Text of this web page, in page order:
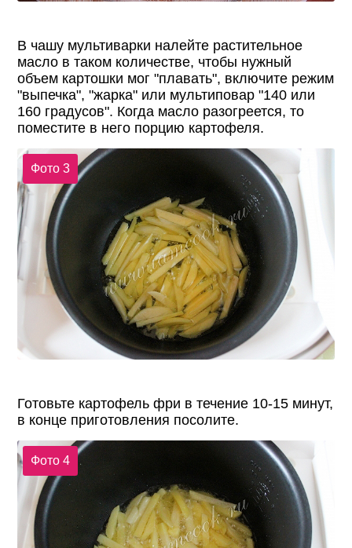
В чашу мультиварки налейте растительное
масло в таком количестве, чтобы нужный
объем картошки мог "плавать", включите режим
"выпечка", "жарка" или мультиповар "140 или
160 градусов". Когда масло разогреется, то
поместите в него порцию картофеля.
Фото 3
Готовьте картофель фри в течение 10-15 минут,
в конце приготовления посолите.
Фото 4